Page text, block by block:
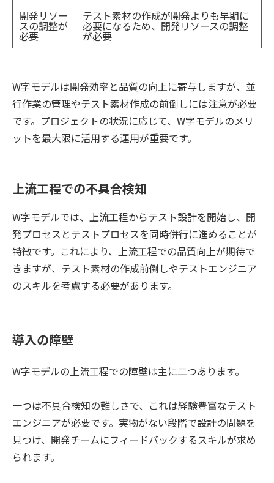
開発リソー
スの調整が
必要
テスト素材の作成が開発よりも早期に
必要になるため、開発リソースの調整
が必要
W字モデルは開発効率と品質の向上に寄与しますが、並
行作業の管理やテスト素材作成の前倒しには注意が必要
です。プロジェクトの状況に応じて、W字モデルのメリ
ットを最大限に活用する運用が重要です。
上流工程での不具合検知
W字モデルでは、上流工程からテスト設計を開始し、開
発プロセスとテストプロセスを同時併行に進めることが
特徴です。これにより、上流工程での品質向上が期待で
きますが、テスト素材の作成前倒しやテストエンジニア
のスキルを考慮する必要があります。
導入の障壁
W字モデルの上流工程での障壁は主に二つあります。
一つは不具合検知の難しさで、これは経験豊富なテスト
エンジニアが必要です。実物がない段階で設計の問題を
見つけ、開発チームにフィードバックするスキルが求め
られます。